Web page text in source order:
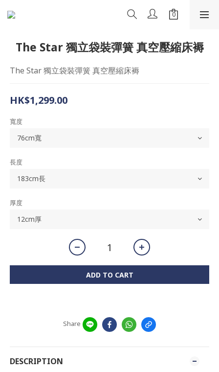
The Star 獨立袋裝彈簧 真空壓縮床褥
The Star 獨立袋裝彈簧 真空壓縮床褥
HK$1,299.00
寬度
長度
厚度
ADD TO CART
Share
DESCRIPTION